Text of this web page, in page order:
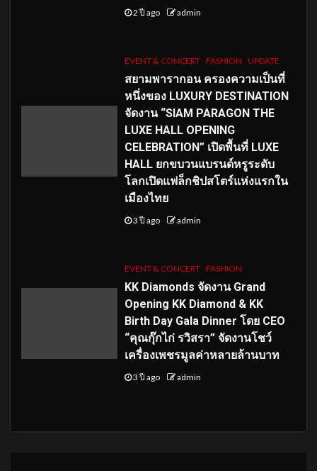
2 ปี ago admin
EVENT & CONCERT FASHION UPDATE
สยามพารากอน ครองความเป็นที่
หนึ่งของ LUXURY DESTINATION
จัดงาน “SIAM PARAGON THE
LUXE HALL OPENING
CELEBRATION” เปิดพื้นที่ LUXE
HALL ยกขบวนแบรนด์หรูระดับ
โลกเปิดแฟล็กชิปสโตร์แห่งแรกใน
เมืองไทย
3 ปี ago admin
EVENT & CONCERT FASHION
KK Diamonds จัดงาน Grand
Opening KK Diamond & KK
Birth Day Gala Dinner โดย CEO
“คุณกุ๊กไก่ รวิสรา” จัดงานโชว์
เครื่องเพชรมูลค่าหลายล้านบาท
3 ปี ago admin